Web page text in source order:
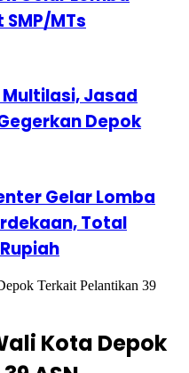
MTs
Jasad
Depok
Gelar Lomba
Total
Terkait Pelantikan 39
Kota Depok